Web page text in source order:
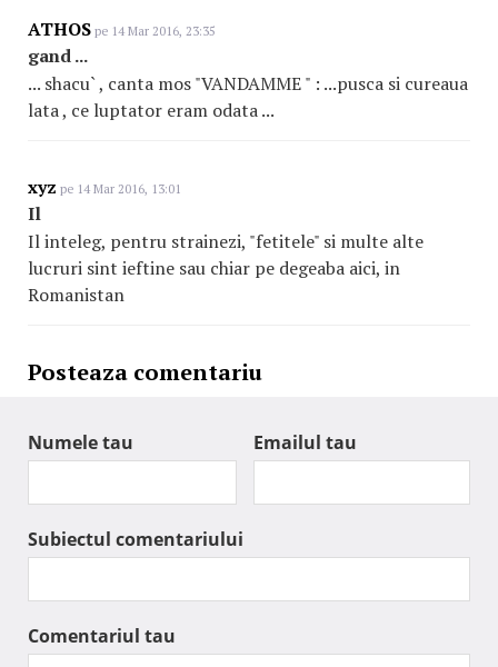
ATHOS pe 14 Mar 2016, 23:35
gand ...
... shacu` , canta mos "VANDAMME " : ...pusca si cureaua
lata , ce luptator eram odata ...
xyz pe 14 Mar 2016, 13:01
Il
Il inteleg, pentru strainezi, "fetitele" si multe alte
lucruri sint ieftine sau chiar pe degeaba aici, in
Romanistan
Posteaza comentariu
Numele tau Emailul tau
Subiectul comentariului
Comentariul tau